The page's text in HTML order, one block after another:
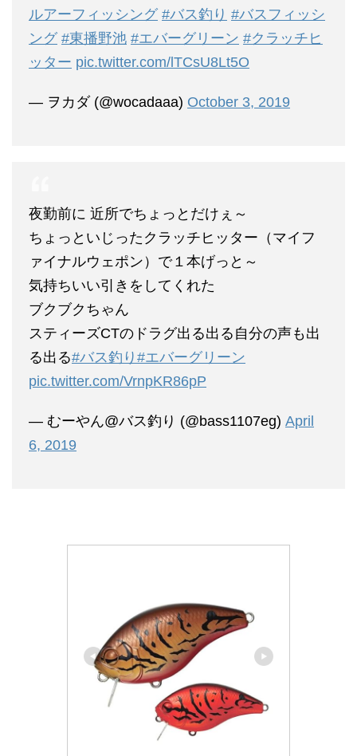
ルアーフィッシング #バス釣り #バスフィッシ
ング #東播野池 #エバーグリーン #クラッチヒ
ッター pic.twitter.com/lTCsU8Lt5O
— ヲカダ (@wocadaaa) October 3, 2019
夜勤前に 近所でちょっとだけぇ～
ちょっといじったクラッチヒッター（マイフ
ァイナルウェポン）で１本げっと～
気持ちいい引きをしてくれた
ブクブクちゃん
スティーズCTのドラグ出る出る自分の声も出
る出る#バス釣り #エバーグリーン
pic.twitter.com/VrnpKR86pP
— むーやん@バス釣り (@bass1107eg) April
6, 2019